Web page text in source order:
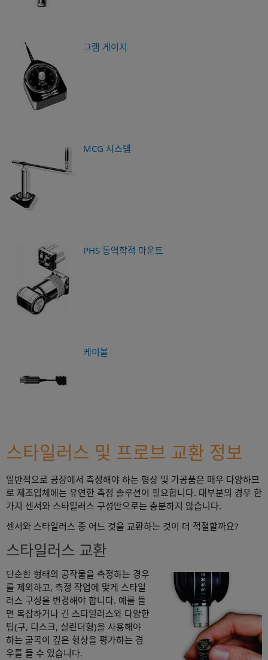
그램 게이지
MCG 시스템
PHS 동역학적 마운트
케이블
스타일러스 및 프로브 교환 정보
일반적으로 공장에서 측정해야 하는 형상 및 가공품은 매우 다양하므
로 제조업체에는 유연한 측정 솔루션이 필요합니다. 대부분의 경우 한
가지 센서와 스타일러스 구성만으로는 충분하지 않습니다.
센서와 스타일러스 중 어느 것을 교환하는 것이 더 적절할까요?
스타일러스 교환
단순한 형태의 공작물을 측정하는 경우
를 제외하고, 측정 작업에 맞게 스타일
러스 구성을 변경해야 합니다. 예를 들
면 복잡하거나 긴 스타일러스와 다양한
팁(구, 디스크, 실린더형)을 사용해야
하는 굴곡이 깊은 형상을 평가하는 경
우를 들 수 있습니다.